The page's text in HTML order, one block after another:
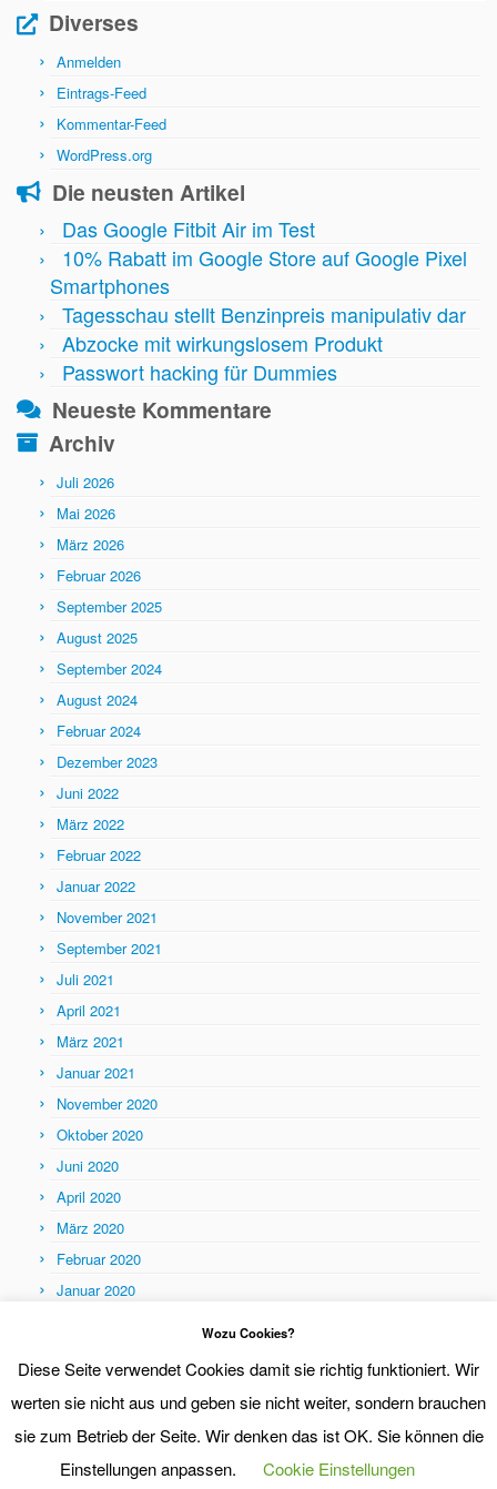
Diverses
Anmelden
Eintrags-Feed
Kommentar-Feed
WordPress.org
Die neusten Artikel
Das Google Fitbit Air im Test
10% Rabatt im Google Store auf Google Pixel
Smartphones
Tagesschau stellt Benzinpreis manipulativ dar
Abzocke mit wirkungslosem Produkt
Passwort hacking für Dummies
Neueste Kommentare
Archiv
Juli 2026
Mai 2026
März 2026
Februar 2026
September 2025
August 2025
September 2024
August 2024
Februar 2024
Dezember 2023
Juni 2022
März 2022
Februar 2022
Januar 2022
November 2021
September 2021
Juli 2021
April 2021
März 2021
Januar 2021
November 2020
Oktober 2020
Juni 2020
April 2020
März 2020
Februar 2020
Januar 2020
Themen
Wozu Cookies?
Diese Seite verwendet Cookies damit sie richtig funktioniert. Wir
werten sie nicht aus und geben sie nicht weiter, sondern brauchen
sie zum Betrieb der Seite. Wir denken das ist OK. Sie können die
Einstellungen anpassen.
Cookie Einstellungen